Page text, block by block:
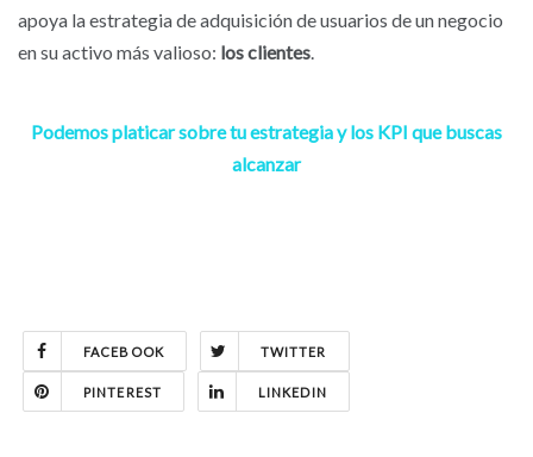
apoya la estrategia de adquisición de usuarios de un negocio
en su activo más valioso: los clientes.
Podemos platicar sobre tu estrategia y los KPI que buscas
alcanzar
FACEBOOK TWITTER
PINTEREST LINKEDIN